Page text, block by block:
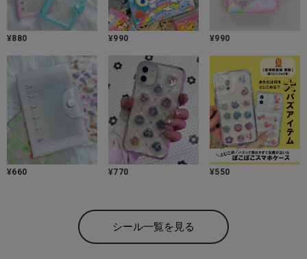
¥880 ¥990 ¥990
¥660 ¥770 ¥550
シール一覧を見る